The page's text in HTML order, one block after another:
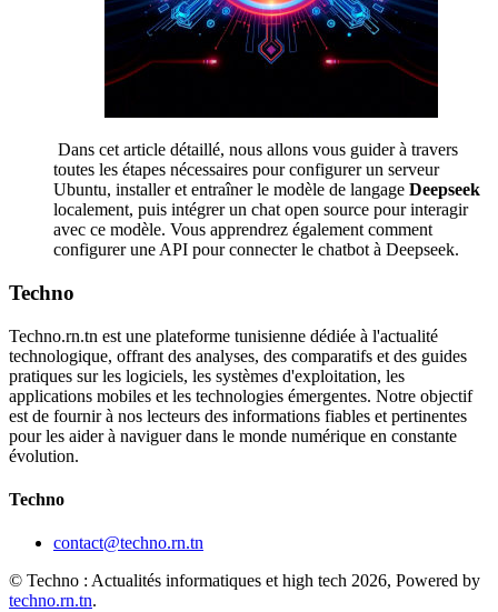
Dans cet article détaillé, nous allons vous guider à travers
toutes les étapes nécessaires pour configurer un serveur
Ubuntu, installer et entraîner le modèle de langage Deepseek
localement, puis intégrer un chat open source pour interagir
avec ce modèle. Vous apprendrez également comment
configurer une API pour connecter le chatbot à Deepseek.
Techno
Techno.rn.tn est une plateforme tunisienne dédiée à l'actualité
technologique, offrant des analyses, des comparatifs et des guides
pratiques sur les logiciels, les systèmes d'exploitation, les
applications mobiles et les technologies émergentes. Notre objectif
est de fournir à nos lecteurs des informations fiables et pertinentes
pour les aider à naviguer dans le monde numérique en constante
évolution.
Techno
contact@techno.rn.tn
© Techno : Actualités informatiques et high tech 2026, Powered by
techno.rn.tn.